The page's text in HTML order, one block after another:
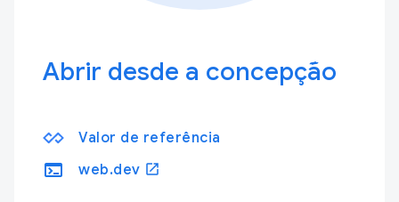
Abrir desde a concepção
Valor de referência
terminal web.dev open_in_new